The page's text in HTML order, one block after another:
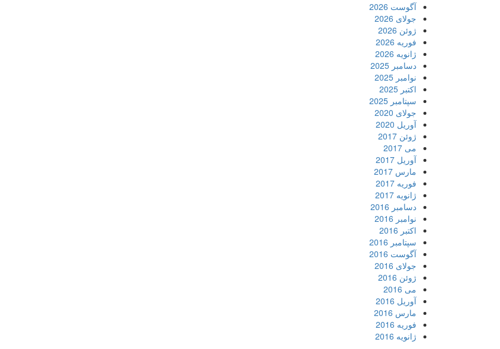
آگوست 2026
جولای 2026
ژوئن 2026
فوریه 2026
ژانویه 2026
دسامبر 2025
نوامبر 2025
اکتبر 2025
سپتامبر 2025
جولای 2020
آوریل 2020
ژوئن 2017
می 2017
آوریل 2017
مارس 2017
فوریه 2017
ژانویه 2017
دسامبر 2016
نوامبر 2016
اکتبر 2016
سپتامبر 2016
آگوست 2016
جولای 2016
ژوئن 2016
می 2016
آوریل 2016
مارس 2016
فوریه 2016
ژانویه 2016